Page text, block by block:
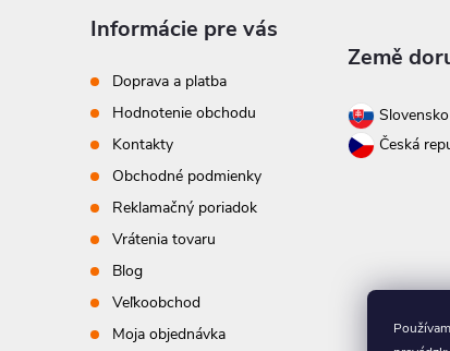
Informácie pre vás
Doprava a platba
Hodnotenie obchodu
Kontakty
Obchodné podmienky
Reklamačný poriadok
Vrátenia tovaru
Blog
Veľkoobchod
Moja objednávka
Země
Slovensko
Česká